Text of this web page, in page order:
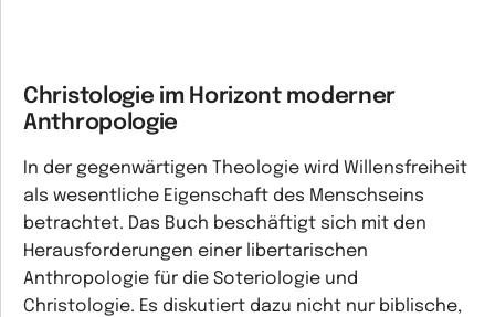
Christologie im Horizont moderner
Anthropologie
In der gegenwärtigen Theologie wird Willensfreiheit
als wesentliche Eigenschaft des Menschseins
betrachtet. Das Buch beschäftigt sich mit den
Herausforderungen einer libertarischen
Anthropologie für die Soteriologie und
Christologie. Es diskutiert dazu nicht nur biblische,